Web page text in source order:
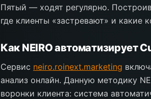
Пятый — ходят регулярно.
где клиенты «застревают» и какие
Как NEIRO автоматизирует
Сервис neiro.roinext.marketing
анализ онлайн. Данную методику
воронки клиента: система